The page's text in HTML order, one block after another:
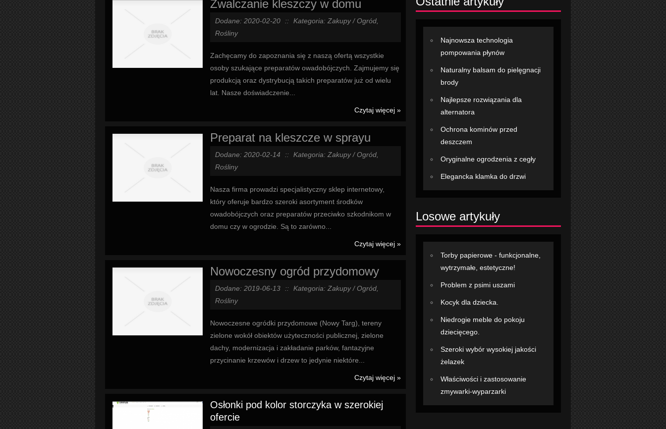
Zwalczanie kleszczy w domu
Dodane: 2020-02-20 ::
Kategoria: Zakupy / Ogród,
Rośliny
Zachęcamy do zapoznania się z naszą ofertą wszystkie
osoby szukające preparatów owadobójczych. Zajmujemy się
produkcją oraz dystrybucją takich preparatów już od wielu
lat. Nasze doświadczenie...
Czytaj więcej »
Preparat na kleszcze w sprayu
Dodane: 2020-02-14 ::
Kategoria: Zakupy / Ogród,
Rośliny
Nasza firma prowadzi specjalistyczny sklep internetowy,
który oferuje bardzo szeroki asortyment środków
owadobójczych oraz preparatów przeciwko szkodnikom w
domu czy w ogrodzie. Są to zarówno...
Czytaj więcej »
Nowoczesny ogród przydomowy
Dodane: 2019-06-13 ::
Kategoria: Zakupy / Ogród,
Rośliny
Nowoczesne ogródki przydomowe (Nowy Targ), tereny
zielone wokół obiektów użyteczności publicznej, zielone
dachy, modernizacja i zakładanie parków, fantazyjne
przycinanie krzewów i drzew to jedynie niektóre...
Czytaj więcej »
Osłonki pod kolor storczyka w szerokiej
ofercie
Najnowsza technologia
pompowania płynów
Naturalny balsam do pielęgnacji
brody
Najlepsze rozwiązania dla
alternatora
Ochrona kominów przed
deszczem
Oryginalne ogrodzenia z cegły
Elegancka klamka do drzwi
Losowe artykuły
Torby papierowe - funkcjonalne,
wytrzymałe, estetyczne!
Problem z psimi uszami
Kocyk dla dziecka.
Niedrogie meble do pokoju
dziecięcego.
Szeroki wybór wysokiej jakości
żelazek
Właściwości i zastosowanie
zmywarki-wyparzarki